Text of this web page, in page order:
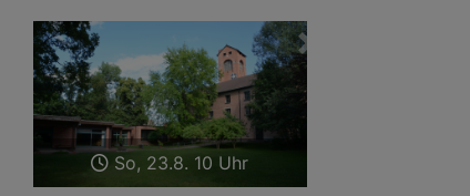
So, 23.8. 10 Uhr